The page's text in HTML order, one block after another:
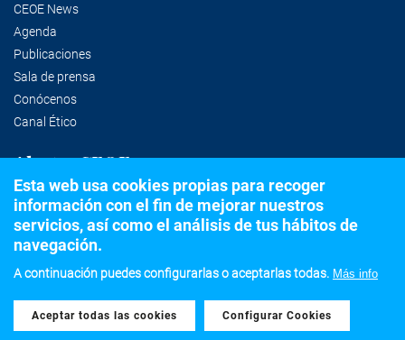
CEOE News
Agenda
Publicaciones
Sala de prensa
Conócenos
Canal Ético
Alertas CEOE
Suscríbete a la newsletter
©2020 Confederación Española de Organizaciones Empresariales
Aviso legal
Esta web usa cookies propias para recoger
información con el fin de mejorar nuestros
servicios, así como el análisis de tus hábitos de
navegación.
A continuación puedes configurarlas o aceptarlas todas. Más info
Aceptar todas las cookies
Withdraw consent